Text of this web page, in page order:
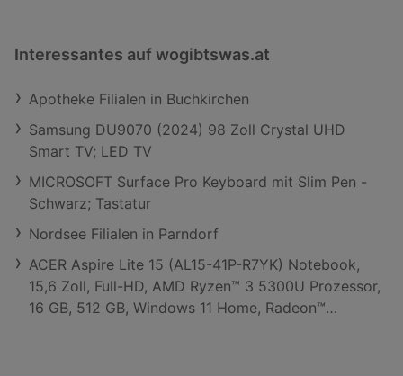
Interessantes auf wogibtswas.at
Apotheke Filialen in Buchkirchen
Samsung DU9070 (2024) 98 Zoll Crystal UHD
Smart TV; LED TV
MICROSOFT Surface Pro Keyboard mit Slim Pen -
Schwarz; Tastatur
Nordsee Filialen in Parndorf
ACER Aspire Lite 15 (AL15-41P-R7YK) Notebook,
15,6 Zoll, Full-HD, AMD Ryzen™ 3 5300U Prozessor,
16 GB, 512 GB, Windows 11 Home, Radeon™